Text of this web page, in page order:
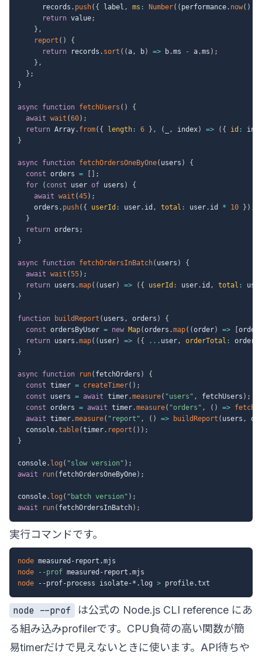
      records
. push( { label , ms : Number( ( performance. now( )
return value;
} ,
report ( )
{
return records . sort ( (a, b) => b.ms - a.ms ) ;
} ,
} ;
}
async function fetchUsers ( )
{
await wait (60) ;
return Array. from( { length : 6 } , ( , index) => ( { id :
}
async function fetchOrdersOneByOne( users )
{
const orders =
;
for
( const user of users )
{
await wait (45) ;
    orders
. push( { userId : user. id , total : user. id * 10 } ) ;
}
return orders ;
}
async function fetchOrdersInBatch( users )
{
await wait (55) ;
return users .map( ( user) => ( { userId : user. id , total :
}
function buildReport ( users , orders )
{
const ordersByUser = new Map(orders .map( (order) => order
return users .map( ( user) => ( { ... user, orderTotal :
}
async function run( fetchOrders )
{
const timer = createTimer( ) ;
const users = await timer.measure( "users" , fetchUsers ) ;
const orders = await timer.measure( "orders" , ( ) =>
await timer.measure( "report" , ( ) => buildReport ( users ,
  console
.table(timer. report ( ) ) ;
}
console. log ( "slow version" ) ;
await
run( fetchOrdersOneByOne) ;
console. log ( "batch version" ) ;
await
run( fetchOrdersInBatch) ;
実行コマンドです。
node
node
--prof
node --prof-process isolate-*.log >
node --prof は公式の Node.js CLI referenceにあ
る組み込みprofilerです。CPU負荷の高い関数が簡
易timerだけで見えないときに使います。API待ちや